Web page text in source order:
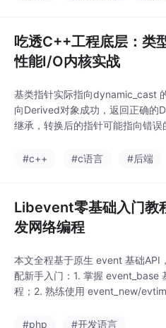
吃透C++工程底层：类
性能I/O内核实战
基类指针实际指向dynamic_cast
向Derived对象成功，返回正确的
继承，转换后的指针可能指向错
强行偏移并返回一个无效的
#c++ #c语言 #后端
Libevent零基础入门教
发网络编程
本文全程基于原生 event 基础API
配新手入门：1. 掌握 event_base
程；2. 熟练使用 event_new/
独立编写定时器、信号监听、并发
#php #开发语言